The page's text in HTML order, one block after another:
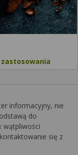
zastosowania
informacyjny, nie
do
wątpliwości
się z